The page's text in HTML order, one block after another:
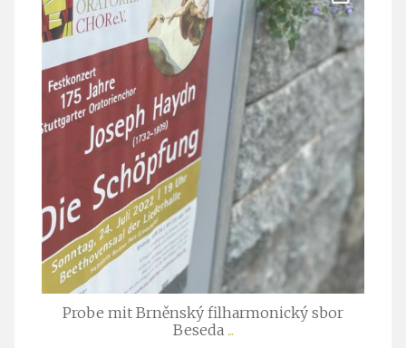
Probe mit Brněnský filharmonický sbor
Beseda ...